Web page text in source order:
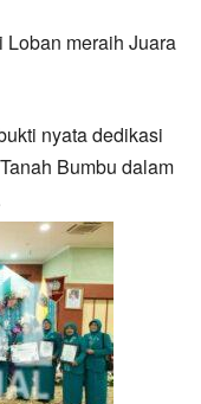
meraih Juara
nyata dedikasi
Bumbu dalam